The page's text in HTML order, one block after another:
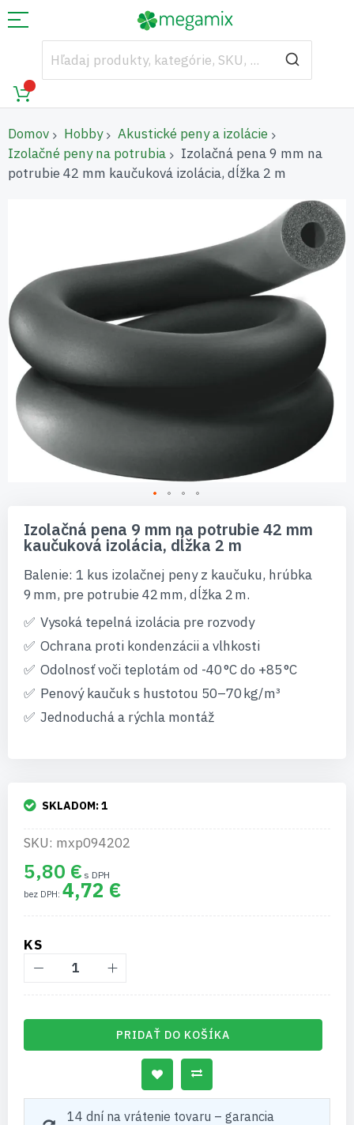
Domov Hobby
Akustické peny a izolácie
Izolačné peny na potrubia
Izolačná pena 9 mm na
potrubie 42 mm kaučuková izolácia, dĺžka 2 m
začiatok
galérie
Izolačná pena 9 mm na potrubie 42 mm
kaučuková izolácia, dĺžka 2 m
Balenie: 1 kus izolačnej peny z kaučuku, hrúbka
9 mm, pre potrubie 42 mm, dĺžka 2 m.
Vysoká tepelná izolácia pre rozvody
Ochrana proti kondenzácii a vlhkosti
Odolnosť voči teplotám od -40 °C do +85 °C
Penový kaučuk s hustotou 50–70 kg/m³
Jednoduchá a rýchla montáž
SKLADOM:1
SKU: mxp094202
5,80 €
4,72 €
KS
PRIDAŤ DO KOŠÍKA
14 dní na vrátenie tovaru – garancia